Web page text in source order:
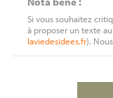
Si vous souhaitez
à proposer un texte
laviedesidees.fr).